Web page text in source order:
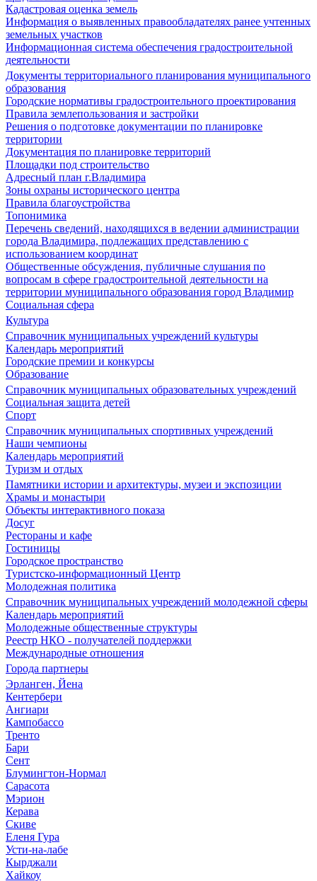
Кадастровая оценка земель
Информация о выявленных правообладателях ранее учтенных
земельных участков
Информационная система обеспечения градостроительной
деятельности
Документы территориального планирования муниципального
образования
Городские нормативы градостроительного проектирования
Правила землепользования и застройки
Решения о подготовке документации по планировке
территории
Документация по планировке территорий
Площадки под строительство
Адресный план г.Владимира
Зоны охраны исторического центра
Правила благоустройства
Топонимика
Перечень сведений, находящихся в ведении администрации
города Владимира, подлежащих представлению с
использованием координат
Общественные обсуждения, публичные слушания по
вопросам в сфере градостроительной деятельности на
территории муниципального образования город Владимир
Социальная сфера
Культура
Справочник муниципальных учреждений культуры
Календарь мероприятий
Городские премии и конкурсы
Образование
Справочник муниципальных образовательных учреждений
Социальная защита детей
Спорт
Справочник муниципальных спортивных учреждений
Наши чемпионы
Календарь мероприятий
Туризм и отдых
Памятники истории и архитектуры, музеи и экспозиции
Храмы и монастыри
Объекты интерактивного показа
Досуг
Рестораны и кафе
Гостиницы
Городское пространство
Туристско-информационный Центр
Молодежная политика
Справочник муниципальных учреждений молодежной сферы
Календарь мероприятий
Молодежные общественные структуры
Реестр НКО - получателей поддержки
Международные отношения
Города партнеры
Эрланген, Йена
Кентербери
Ангиари
Кампобассо
Тренто
Бари
Сент
Блумингтон-Нормал
Сарасота
Мэрион
Керава
Скиве
Еленя Гура
Усти-на-лабе
Кырджали
Хайкоу